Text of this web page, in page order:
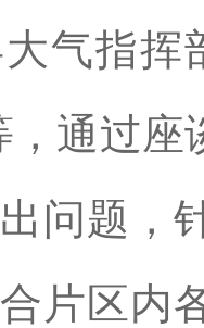
气指挥
，通过
问题，
片区内